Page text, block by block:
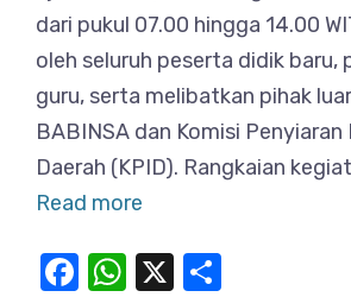
dari pukul 07.00 hingga 14.00
oleh seluruh peserta didik baru,
guru, serta melibatkan pihak
BABINSA dan Komisi Penyiaran
Daerah (KPID). Rangkaian
Read more
F
W X